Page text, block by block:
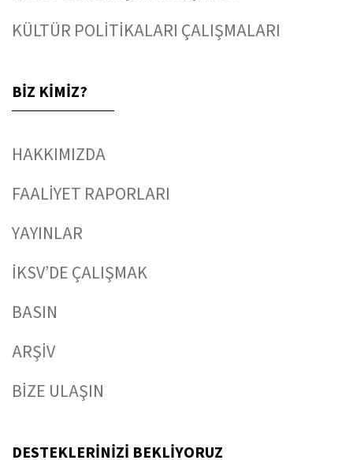
KÜLTÜR POLİTİKALARI ÇALIŞMALARI
BİZ KİMİZ?
HAKKIMIZDA
FAALİYET RAPORLARI
YAYINLAR
İKSV’DE ÇALIŞMAK
BASIN
ARŞİV
BİZE ULAŞIN
DESTEKLERİNİZİ BEKLİYORUZ